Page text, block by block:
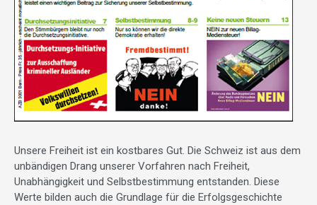
Unsere Freiheit ist ein kostbares Gut. Die Schweiz ist aus dem
unbändigen Drang unserer Vorfahren nach Freiheit,
Unabhängigkeit und Selbstbestimmung entstanden. Diese
Werte bilden auch die Grundlage für die Erfolgsgeschichte